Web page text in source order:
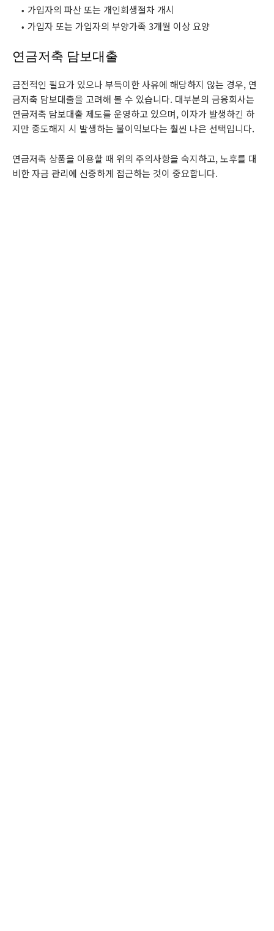
가입자의 파산 또는 개인회생절차 개시
가입자 또는 가입자의 부양가족 3개월 이상 요양
연금저축 담보대출
금전적인 필요가 있으나 부득이한 사유에 해당하지 않는 경우, 연
금저축 담보대출을 고려해 볼 수 있습니다. 대부분의 금융회사는
연금저축 담보대출 제도를 운영하고 있으며, 이자가 발생하긴 하
지만 중도해지 시 발생하는 불이익보다는 훨씬 나은 선택입니다.
연금저축 상품을 이용할 때 위의 주의사항을 숙지하고, 노후를 대
비한 자금 관리에 신중하게 접근하는 것이 중요합니다.